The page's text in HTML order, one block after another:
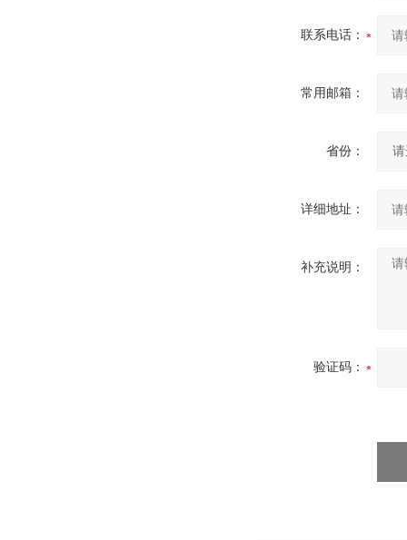
联系电话：
常用邮箱：
省份：
详细地址：
补充说明：
验证码：